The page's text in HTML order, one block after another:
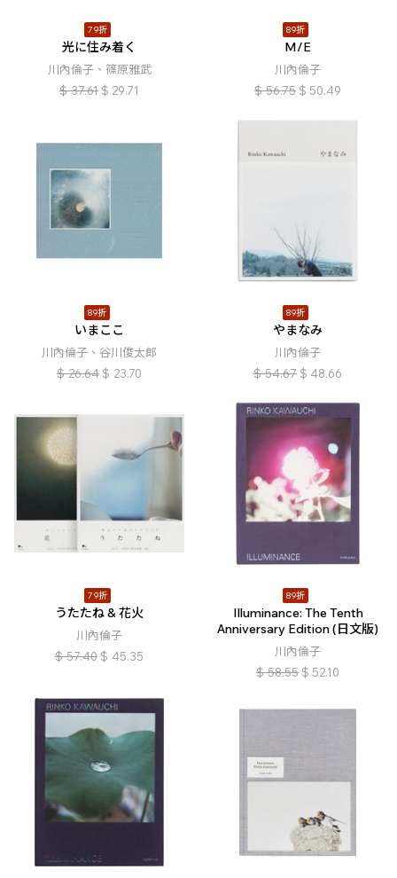
79折
光に住み着く
川內倫子、篠原雅武
$ 37.61 $ 29.71
89折
M/E
川內倫子
$ 56.75 $ 50.49
89折
いまここ
川內倫子、谷川俊太郎
$ 26.64 $ 23.70
89折
やまなみ
川內倫子
$ 54.67 $ 48.66
79折
うたたね & 花火
川內倫子
$ 57.40 $ 45.35
89折
Illuminance: The Tenth
Anniversary Edition (日文版)
川內倫子
$ 58.55 $ 52.10